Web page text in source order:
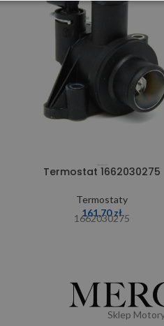
Termostat 1662030275
Termostaty
161,70zł
1662030275
Sklep